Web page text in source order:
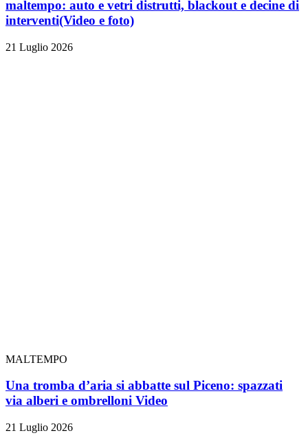
maltempo: auto e vetri distrutti, blackout e decine di
interventi(Video e foto)
21 Luglio 2026
MALTEMPO
Una tromba d’aria si abbatte sul Piceno: spazzati
via alberi e ombrelloni Video
21 Luglio 2026